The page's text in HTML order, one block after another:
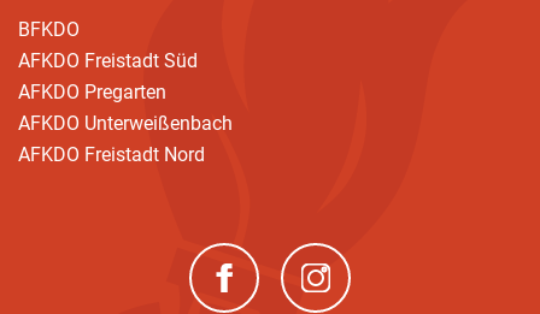
BFKDO
AFKDO Freistadt Süd
AFKDO Pregarten
AFKDO Unterweißenbach
AFKDO Freistadt Nord
(neues Fenster)(neues Fenster)